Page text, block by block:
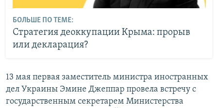
БОЛЬШЕ ПО ТЕМЕ:
Стратегия деоккупации Крыма: прорыв
или декларация?
13 мая первая заместитель министра иностранных
дел Украины Эмине Джеппар провела встречу с
государственным секретарем Министерства